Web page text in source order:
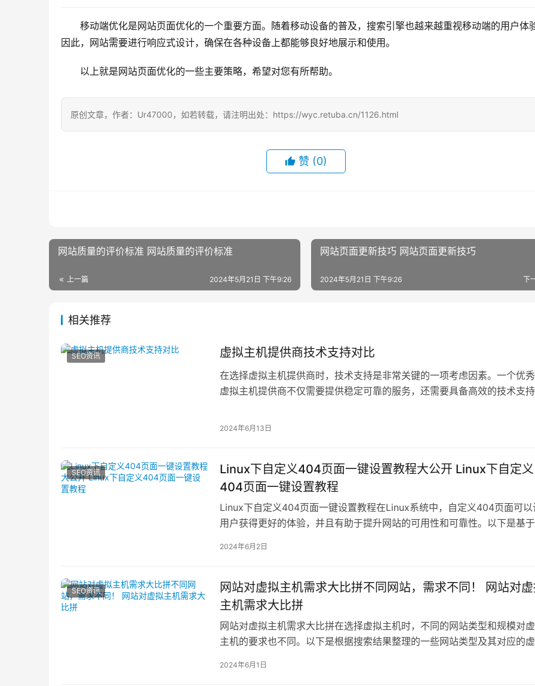
移动端优化是网站页面优化的一个重要方面。随着移动设备的普及，搜索引擎也越来越重视移动端的用户体验
因此，网站需要进行响应式设计，确保在各种设备上都能够良好地展示和使用。
以上就是网站页面优化的一些主要策略，希望对您有所帮助。
原创文章，作者：Ur47000，如若转载，请注明出处：https://wyc.retuba.cn/1126.html
赞 (0)
网站质量的评价标准 网站质量的评价标准
上一篇 2024年5月21日 下午9:26
网站页面更新技巧 网站页面更新技巧
下
2024年5月21日 下午9:26
相关推荐
SEO资讯 虚拟主机提供商技术支持对比
在选择虚拟主机提供商时，技术支持是非常关键的一项考虑因素。一个优
虚拟主机提供商不仅需要提供稳定可靠的服务，还需要具备高效的技术支持
2024年6月13日
SEO资讯
Linux下自定义404页面一键设置教程大公开 Linux下自定义
404页面一键设置教程
Linux下自定义404页面一键设置教程在Linux系统中，自定义404页面可以
用户获得更好的体验，并且有助于提升网站的可用性和可靠性。以下是基于
2024年6月2日
SEO资讯
网站对虚拟主机需求大比拼不同网站，需求不同！ 网站对
主机需求大比拼
网站对虚拟主机需求大比拼在选择虚拟主机时，不同的网站类型和规模对
主机的要求也不同。以下是根据搜索结果整理的一些网站类型及其对应的虚
2024年6月1日